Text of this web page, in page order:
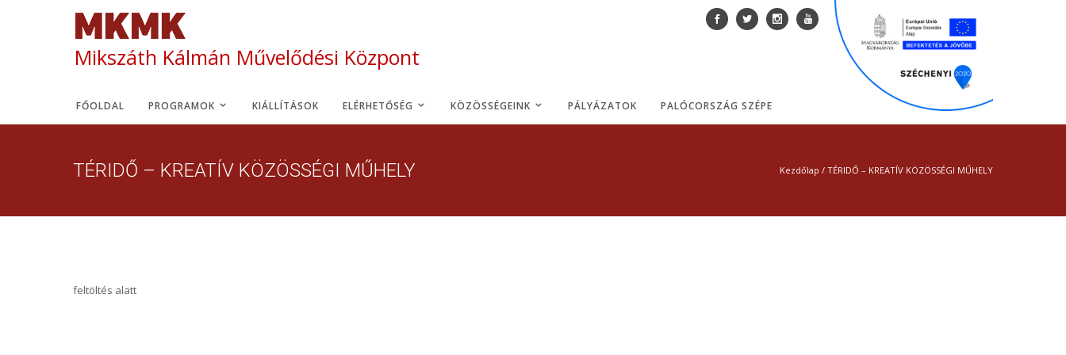
Mikszáth Kálmán Művelődési Központ
FŐOLDAL PROGRAMOK KIÁLLÍTÁSOK ELÉRHETŐSÉG KÖZÖSSÉGEINK PÁLYÁZATOK PALÓCORSZÁG SZÉPE
TÉRIDŐ – KREATÍV KÖZÖSSÉGI MŰHELY Kezdőlap / TÉRIDŐ – KREATÍV KÖZÖSSÉGI MŰHELY
feltöltés alatt